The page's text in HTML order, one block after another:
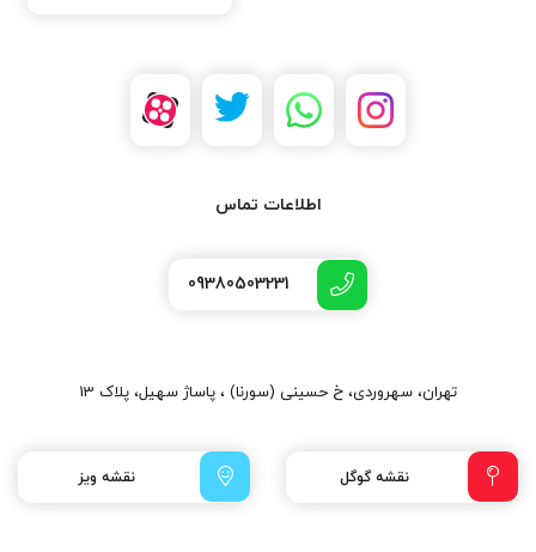
اطلاعات تماس
09380503231
تهران، سهروردی، خ حسینی (سورنا) ، پاساژ سهیل، پلاک 13
نقشه گوگل نقشه ویز